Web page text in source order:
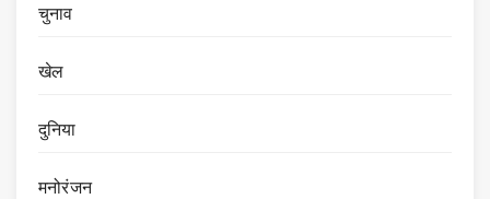
चुनाव
खेल
दुनिया
मनोरंजन